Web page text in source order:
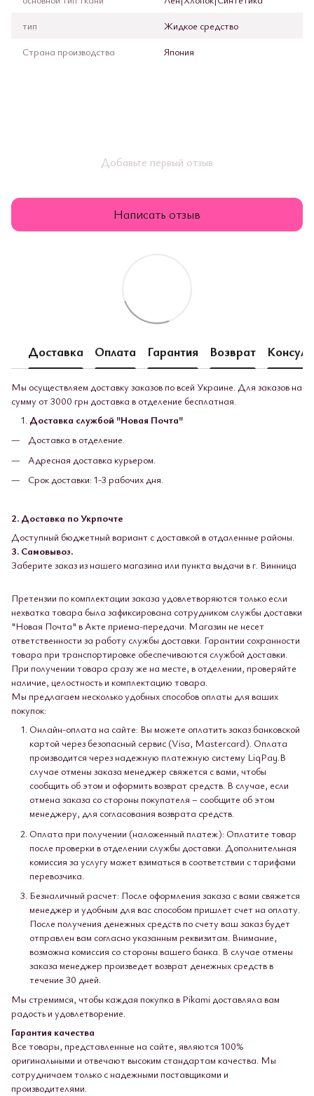
тип
Жидкое средство
Страна производства
Япония
Добавьте первый отзыв
Написать отзыв
Доставка Оплата Гарантия Возврат
Мы осуществляем доставку заказов по всей Украине. Для заказов на
сумму от 3000 грн доставка в отделение бесплатная.
Доставка службой "Новая Почта"
Доставка в отделение.
Адресная доставка курьером.
Срок доставки: 1-3 рабочих дня.
2. Доставка по Укрпочте
Доступный бюджетный вариант с доставкой в ​​отдаленные районы.
3. Самовывоз.
Заберите заказ из нашего магазина или пункта выдачи в г. Винница
Претензии по комплектации заказа удовлетворяются только если
нехватка товара была зафиксирована сотрудником службы доставки
"Новая Почта" в Акте приема-передачи. Магазин не несет
ответственности за работу службы доставки. Гарантии сохранности
товара при транспортировке обеспечиваются службой доставки.
При получении товара сразу же на месте, в отделении, проверяйте
наличие, целостность и комплектацию товара.
Мы предлагаем несколько удобных способов оплаты для ваших
покупок:
Онлайн-оплата на сайте: Вы можете оплатить заказ банковской
картой через безопасный сервис (Visa, Mastercard). Оплата
производится через надежную платежную систему LiqPay.В
случае отмены заказа менеджер свяжется с вами, чтобы
сообщить об этом и оформить возврат средств. В случае, если
отмена заказа со стороны покупателя – сообщите об этом
менеджеру, для согласования возврата средств.
Оплата при получении (наложенный платеж): Оплатите товар
после проверки в отделении службы доставки. Дополнительная
комиссия за услугу может взиматься в соответствии с тарифами
перевозчика.
Безналичный расчет: После оформления заказа с вами свяжется
менеджер и удобным для вас способом пришлет счет на оплату.
После получения денежных средств по счету ваш заказ будет
отправлен вам согласно указанным реквизитам. Внимание,
возможна комиссия со стороны вашего банка. В случае отмены
заказа менеджер произведет возврат денежных средств в
течение 30 дней.
Мы стремимся, чтобы каждая покупка в Pikami доставляла вам
радость и удовлетворение.
Гарантия качества
Все товары, представленные на сайте, являются 100%
оригинальными и отвечают высоким стандартам качества. Мы
сотрудничаем только с надежными поставщиками и
производителями.